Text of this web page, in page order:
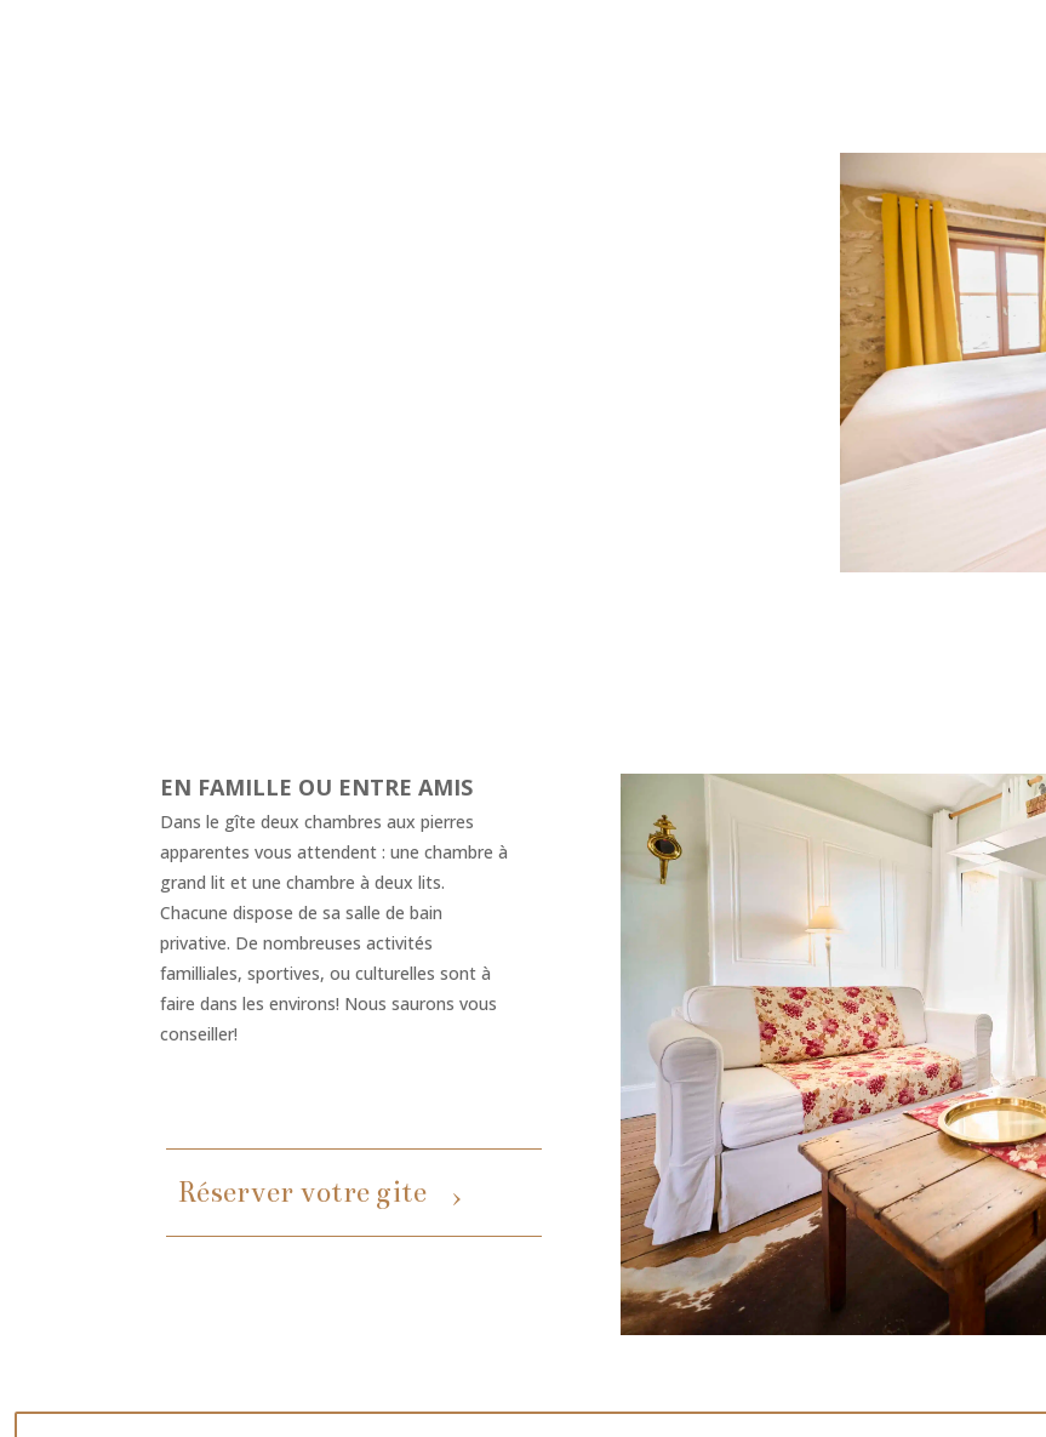
EN FAMILLE OU ENTRE AMIS
Dans le gîte deux chambres aux pierres
apparentes vous attendent : une chambre à
grand lit et une chambre à deux lits.
Chacune dispose de sa salle de bain
privative. De nombreuses activités
familliales, sportives, ou culturelles sont à
faire dans les environs! Nous saurons vous
conseiller!
Réserver votre gite